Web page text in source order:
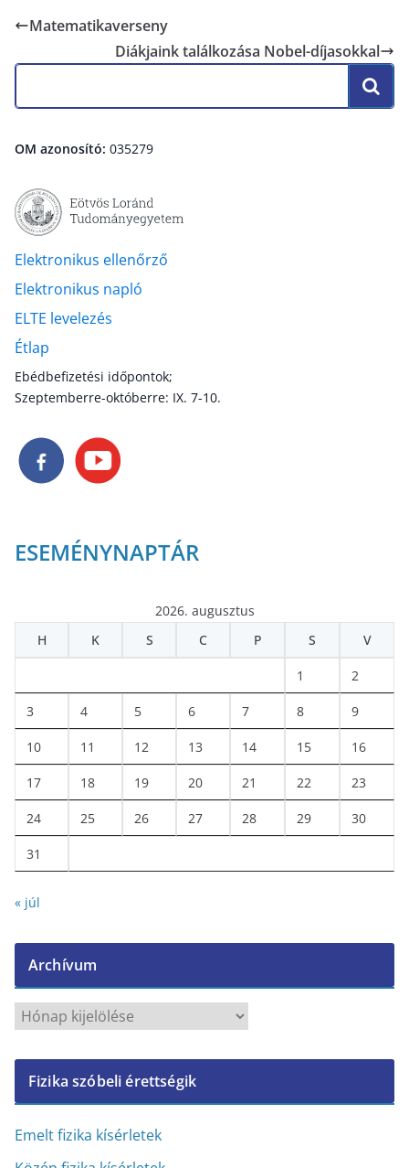
Matematikaverseny
Diákjaink találkozása Nobel-díjasokkal
OM azonosító: 035279
Elektronikus ellenőrző
Elektronikus napló
ELTE levelezés
Étlap
Ebédbefizetési időpontok;
Szeptemberre-októberre: IX. 7-10.
ESEMÉNYNAPTÁR
2026. augusztus
H
K S C P S V
1 2
3 4 5 6 7 8 9
10 11 12 13 14 15 16
17 18 19 20 21 22 23
24 25 26 27 28 29 30
31
« júl
Archívum
r
c
í
v
Fizika szóbeli érettségik
Emelt fizika kísérletek